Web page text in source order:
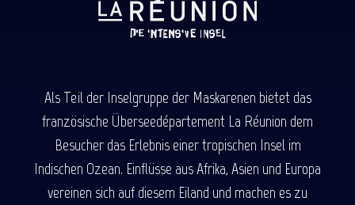
Als Teil der Inselgruppe der Maskarenen bietet das
französische Überseedépartement La Réunion dem
Besucher das Erlebnis einer tropischen Insel im
Indischen Ozean. Einflüsse aus Afrika, Asien und Europa
vereinen sich auf diesem Eiland und machen es zu